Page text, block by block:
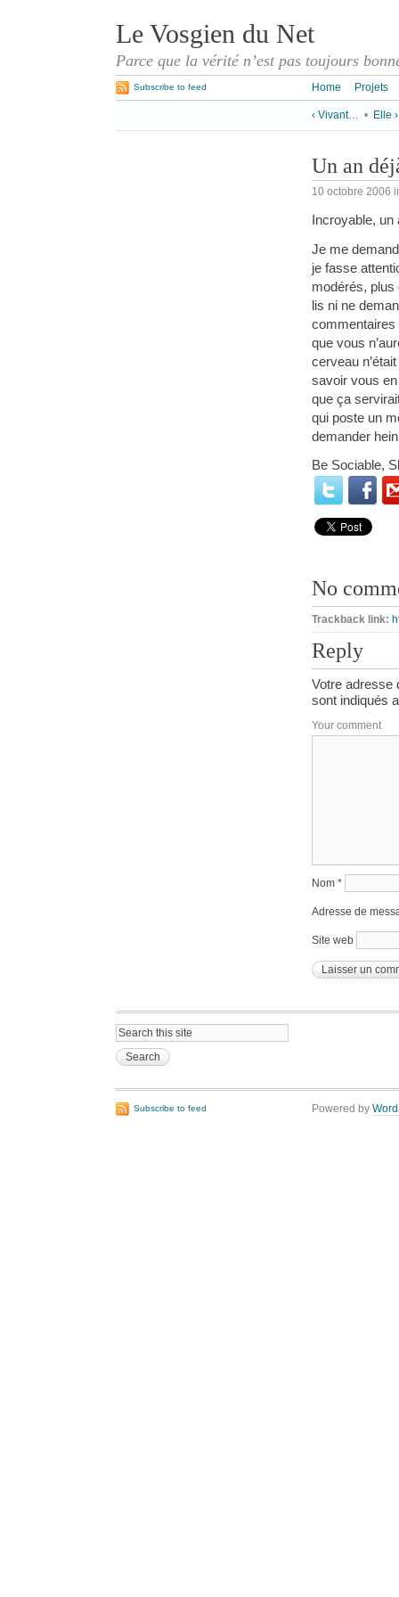
Le Vosgien du Net
Parce que la vérité n’est pas toujours
Home Projets
Subscribe to feed
‹ Vivant… • Elle ›
Un an
10 octobre 2006
Incroyable,
Je me
je fasse
modérés,
lis ni ne
commentaires
que vous
cerveau
savoir vous en
que ça
qui poste un
demander
Be Sociable,
No
Trackback link:
Reply
Votre adresse
sont indiqués
Your comment
Nom *
Adresse de
Site web
Subscribe to feed Powered by